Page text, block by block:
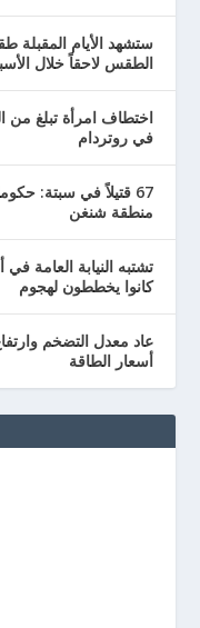
ستشهد الأيام المقبلة
الطقس لاحقاً خلال
في روتردام
67 قتيلاً في سبتة:
منطقة شنغن
تشتبه النيابة العامة
كانوا يخططون لهجوم
أسعار الطاقة